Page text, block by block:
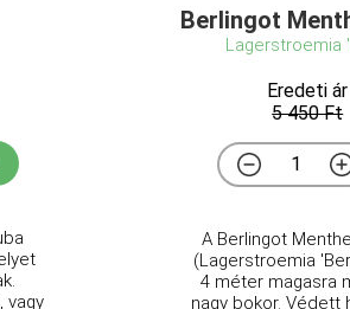
vagy
Berlingot
Lagerstroemia
Eredeti ár
5 450 Ft
A Berlingot
(Lagerstroemia
4 méter magasra
nagy bokor. Védett